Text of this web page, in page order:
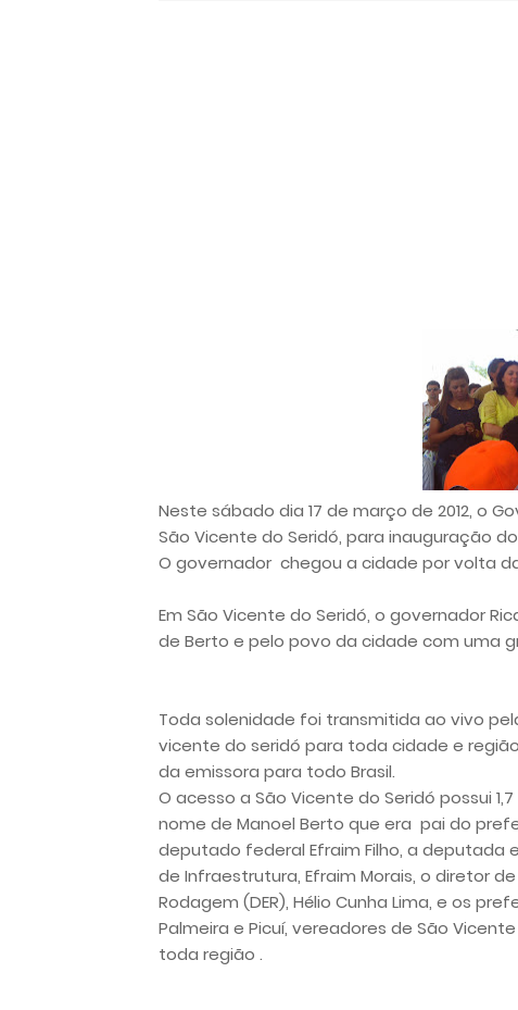
Neste sábado dia 17 de março de 2012, o
São Vicente do Seridó, para inauguração
O governador chegou a cidade por volta
Em São Vicente do Seridó, o governador
de Berto e pelo povo da cidade com uma
Toda solenidade foi transmitida ao vivo
vicente do seridó para toda cidade e
da emissora para todo Brasil.
O acesso a São Vicente do Seridó possui
nome de Manoel Berto que era pai do
deputado federal Efraim Filho, a deputada
de Infraestrutura, Efraim Morais, o diretor
Rodagem (DER), Hélio Cunha Lima, e os
Palmeira e Picuí, vereadores de São
toda região .